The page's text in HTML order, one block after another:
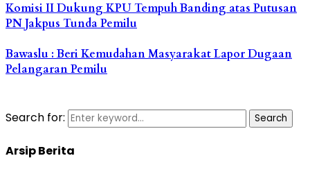
Komisi II Dukung KPU Tempuh Banding atas Putusan
PN Jakpus Tunda Pemilu
Bawaslu : Beri Kemudahan Masyarakat Lapor Dugaan
Pelangaran Pemilu
Search for: Search
Arsip Berita